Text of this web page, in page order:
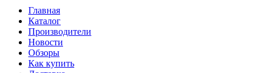
Главная
Каталог
Производители
Новости
Обзоры
Как купить